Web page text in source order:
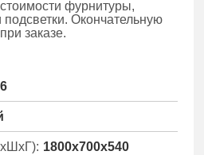
фурнитуры,
подсветки. Окончательную
заказе.
6
1800x700x540